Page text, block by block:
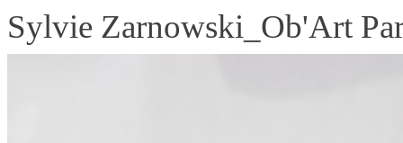
Sylvie Zarnowski_Ob'Art